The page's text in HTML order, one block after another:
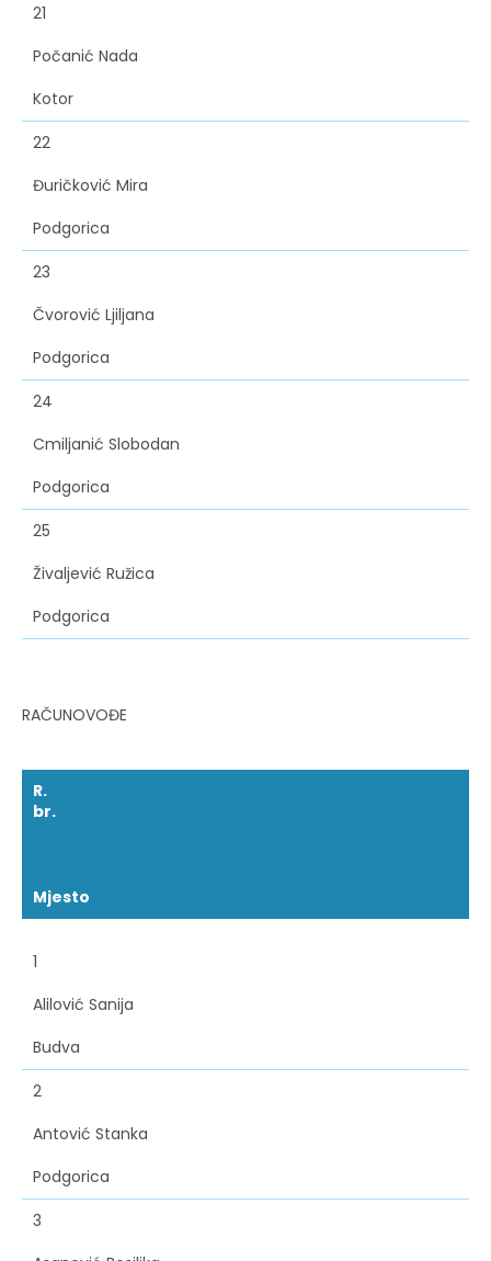
21
Počanić Nada
Kotor
22
Đuričković Mira
Podgorica
23
Čvorović Ljiljana
Podgorica
24
Cmiljanić Slobodan
Podgorica
25
Živaljević Ružica
Podgorica
RAČUNOVOĐE
R.
br.
Mjesto
1
Alilović Sanija
Budva
2
Antović Stanka
Podgorica
3